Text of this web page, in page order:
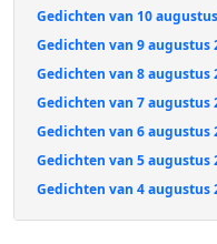
Gedichten van 10
Gedichten van 9 augustus
Gedichten van 8 augustus
Gedichten van 7 augustus
Gedichten van 6 augustus
Gedichten van 5 augustus
Gedichten van 4 augustus